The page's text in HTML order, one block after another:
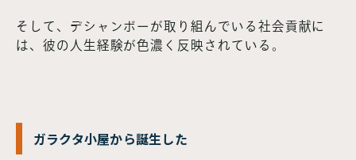
そして、デシャンボーが取り組んでいる社会貢献に
は、彼の人生経験が色濃く反映されている。
ガラクタ小屋から誕生した